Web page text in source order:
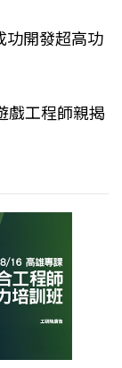
功開發超高功
戲工程師親揭